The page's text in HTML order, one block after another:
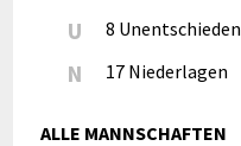
U 8 Unentschieden
N 17 Niederlagen
ALLE MANNSCHAFTEN